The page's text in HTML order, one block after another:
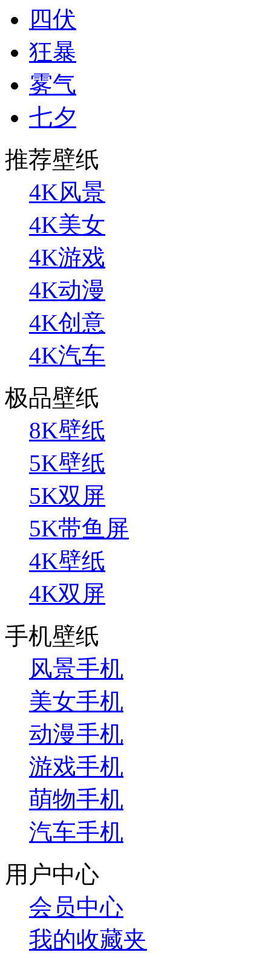
四伏
狂暴
雾气
七夕
推荐壁纸
4K风景
4K美女
4K游戏
4K动漫
4K创意
4K汽车
极品壁纸
8K壁纸
5K壁纸
5K双屏
5K带鱼屏
4K壁纸
4K双屏
手机壁纸
风景手机
美女手机
动漫手机
游戏手机
萌物手机
汽车手机
用户中心
会员中心
我的收藏夹